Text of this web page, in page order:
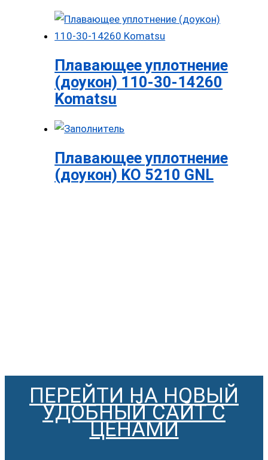
Плавающее уплотнение
(доукон) 110-30-14260
Komatsu
Плавающее уплотнение
(доукон) KO 5210 GNL
ПЕРЕЙТИ НА НОВЫЙ
УДОБНЫЙ САЙТ С
ЦЕНАМИ